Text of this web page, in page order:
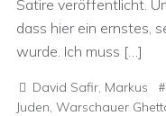
Satire veröffentlicht.
dass hier ein ernstes,
wurde. Ich muss […]
David Safir, Markus
Juden, Warschauer